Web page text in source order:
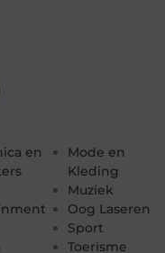
en
Mode en
Kleding
Muziek
Oog Laseren
Sport
Toerisme